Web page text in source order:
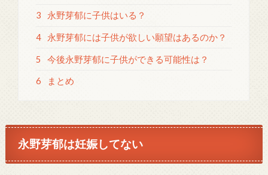
3 永野芽郁に子供はいる？
4 永野芽郁には子供が欲しい願望はあるのか？
5 今後永野芽郁に子供ができる可能性は？
6 まとめ
永野芽郁は妊娠してない